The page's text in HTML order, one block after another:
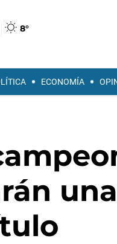
8°
ECONOMÍA